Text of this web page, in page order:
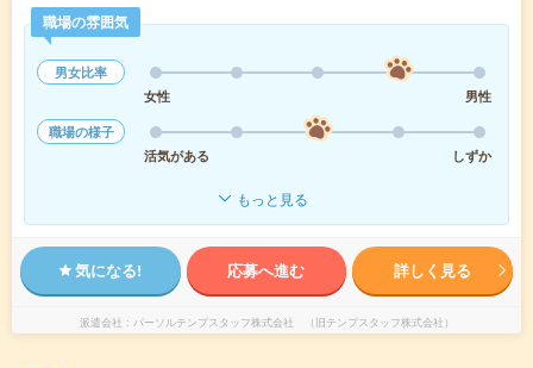
職場の雰囲気
男女比率
女性
男性
職場の様子
活気がある
しずか
もっと見る
気になる! 応募へ進む 詳しく見る
派遣会社 パーソルテンプスタッフ株式会社 （旧テンプスタッフ株式会社）